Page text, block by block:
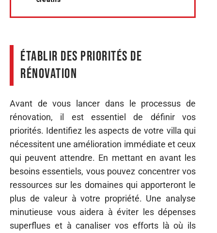
Établir des priorités de
rénovation
Avant de vous lancer dans le processus de
rénovation, il est essentiel de définir vos
priorités. Identifiez les aspects de votre villa qui
nécessitent une amélioration immédiate et ceux
qui peuvent attendre. En mettant en avant les
besoins essentiels, vous pouvez concentrer vos
ressources sur les domaines qui apporteront le
plus de valeur à votre propriété. Une analyse
minutieuse vous aidera à éviter les dépenses
superflues et à canaliser vos efforts là où ils